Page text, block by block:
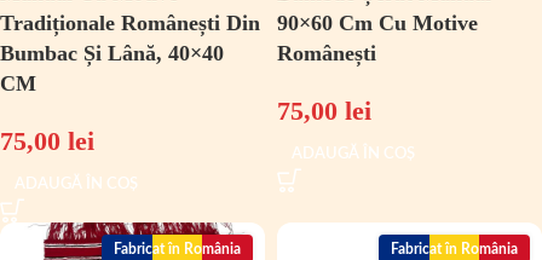
Tradiționale Românești Din
Bumbac Și Lână, 40×40
CM
75,00 lei
ADAUGĂ ÎN COȘ
90×60 Cm Cu Motive
Românești
75,00 lei
ADAUGĂ ÎN COȘ
Fabricat în România Fabricat în România